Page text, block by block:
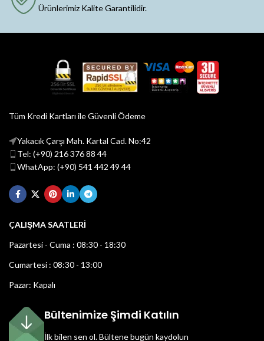
Ürünlerimiz Kalite Garantilidir.
Tüm Kredi Kartları ile Güvenli Ödeme
Yakacık Çarşı Mah. Kartal Cad. No:42
Tel: (+90) 216 376 88 44
WhatApp: (+90) 541 442 49 44
ÇALIŞMA SAATLERİ
Pazartesi - Cuma : 08:30 - 18:30
Cumartesi : 08:30 - 13:00
Pazar: Kapalı
Bültenimize Şimdi Katılın
İlk bilen sen ol.Bültene bugün kaydolun